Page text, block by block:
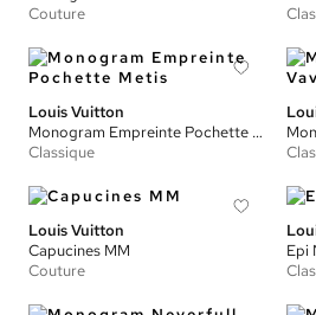
Couture
Louis Vuitton
Monogram Empreinte Pochette Metis
Classique
Louis Vuitton
Capucines MM
Couture
Epi